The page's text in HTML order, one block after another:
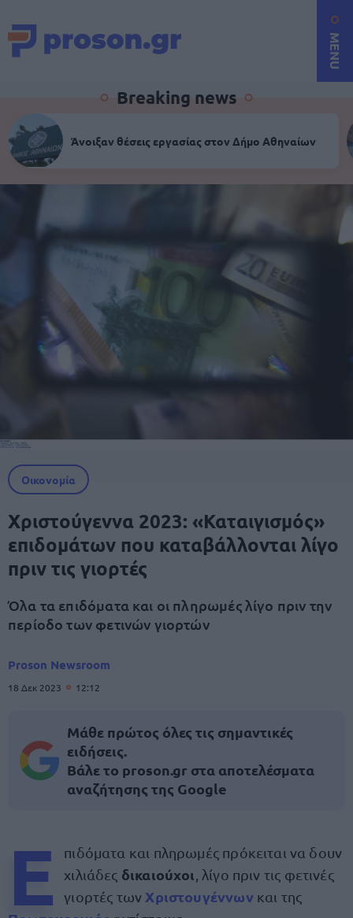
MENU
Breaking news
Άνοιξαν θέσεις εργασίας στον Δήμο Αθηναίων
Οικονομία
Χριστούγεννα 2023: «Καταιγισμός»
επιδομάτων που καταβάλλονται λίγο
πριν τις γιορτές
Όλα τα επιδόματα και οι πληρωμές λίγο πριν την
περίοδο των φετινών γιορτών
Proson Newsroom
18 Δεκ 2023 12:12
Μάθε πρώτος όλες τις σημαντικές
ειδήσεις.
Βάλε το proson.gr στα αποτελέσματα
αναζήτησης της Google
Ε
πιδόματα και πληρωμές πρόκειται να δουν
χιλιάδες δικαιούχοι , λίγο πριν τις φετινές
γιορτές των Χριστουγέννων και της